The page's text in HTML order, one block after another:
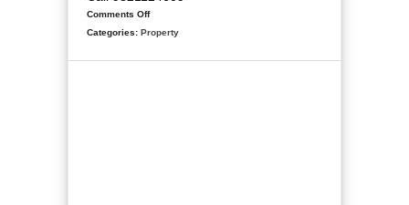
Comments Offon
Plot,
Categories: Property